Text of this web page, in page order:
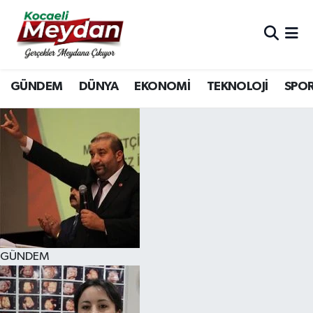
GÜNDEM DÜNYA EKONOMİ TEKNOLOJİ
GÜNDEM
Nöbetçi Eczaneler
Hava Durumu
Trafik Durumu
Süper Lig Puan Durumu ve Fikstür
Tüm Manşetler
Son Dakika Haberleri
Haber Arşivi